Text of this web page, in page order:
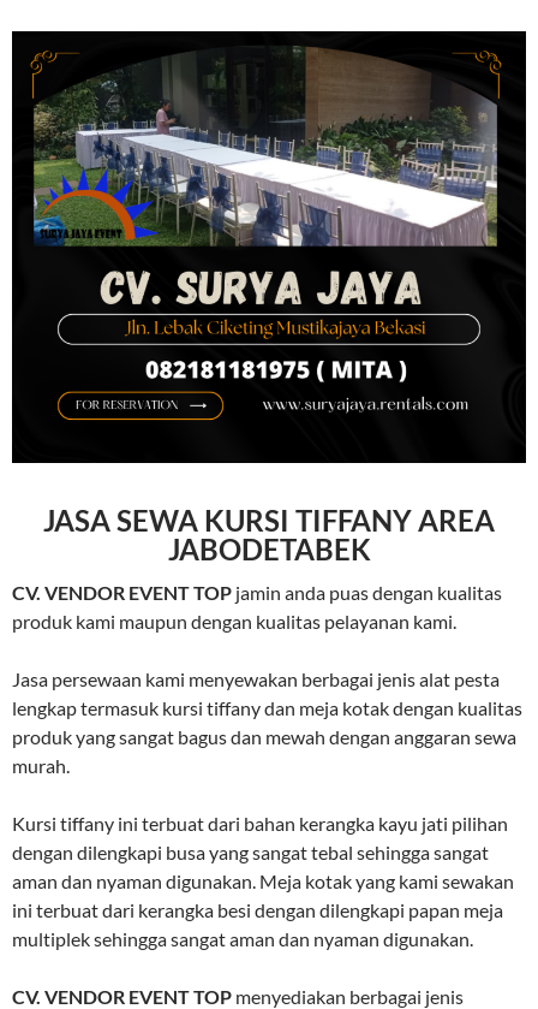
JASA SEWA KURSI TIFFANY AREA
JABODETABEK
CV. VENDOR EVENT TOP jamin anda puas dengan kualitas
produk kami maupun dengan kualitas pelayanan kami.
Jasa persewaan kami menyewakan berbagai jenis alat pesta
lengkap termasuk kursi tiffany dan meja kotak dengan kualitas
produk yang sangat bagus dan mewah dengan anggaran sewa
murah.
Kursi tiffany ini terbuat dari bahan kerangka kayu jati pilihan
dengan dilengkapi busa yang sangat tebal sehingga sangat
aman dan nyaman digunakan. Meja kotak yang kami sewakan
ini terbuat dari kerangka besi dengan dilengkapi papan meja
multiplek sehingga sangat aman dan nyaman digunakan.
CV. VENDOR EVENT TOP menyediakan berbagai jenis